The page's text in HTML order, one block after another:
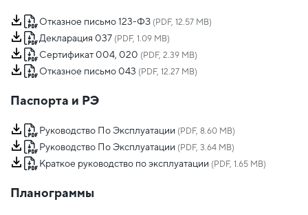
Отказное письмо 123-ФЗ (PDF, 12.57 MB)
Декларация 037 (PDF, 1.09 MB)
Сертификат 004, 020 (PDF, 2.39 MB)
Отказное письмо 043 (PDF, 12.27 MB)
Паспорта и РЭ
Руководство По Эксплуатации (PDF, 8.60 MB)
Руководство По Эксплуатации (PDF, 3.64 MB)
Краткое руководство по эксплуатации (PDF, 1.65 MB)
Планограммы